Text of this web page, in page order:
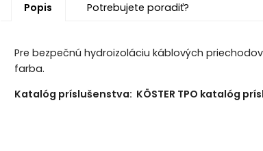
Popis Potrebujete poradiť?
Pre bezpečnú hydroizoláciu káblových
farba.
Katalóg príslušenstva: KÖSTER TPO katalóg